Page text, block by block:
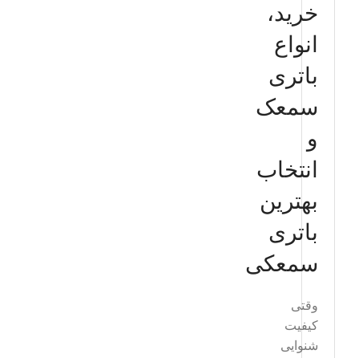
خرید،
انواع
باتری
سمعک
و
انتخاب
بهترین
باتری
سمعکی
وقتی
کیفیت
شنوایی